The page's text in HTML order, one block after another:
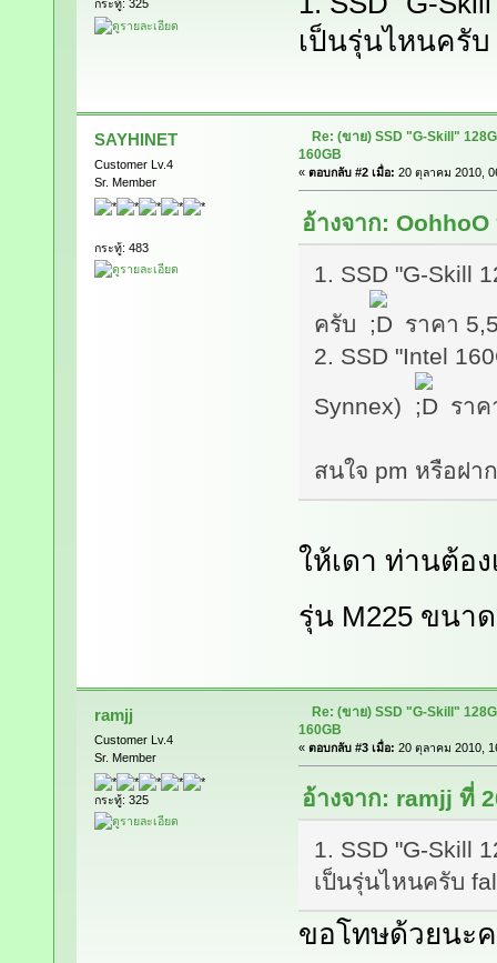
กระทู้: 325
เป็นรุ่นไหนครั
SAYHINET
Customer Lv.4
Sr. Member
กระทู้: 483
Re: (ขาย) SSD "G-Skill"
160GB
« ตอบกลับ #2 เมื่อ: 20 ตุลาคม 2010,
อ้างจาก:
1. SSD "G-Skill
ครับ
ราคา
2. SSD "Intel
Synnex)
รา
สนใจ pm หรือฝา
ให้เดา ท่านต้อ
รุ่น M225 ขนา
ramjj
Customer Lv.4
Sr. Member
กระทู้: 325
Re: (ขาย) SSD "G-Skill"
160GB
« ตอบกลับ #3 เมื่อ: 20 ตุลาคม 2010,
อ้างจาก: ramjj ที่
1. SSD "G-Skill
เป็นรุ่นไหนครับ
ขอโทษด้วยนะ